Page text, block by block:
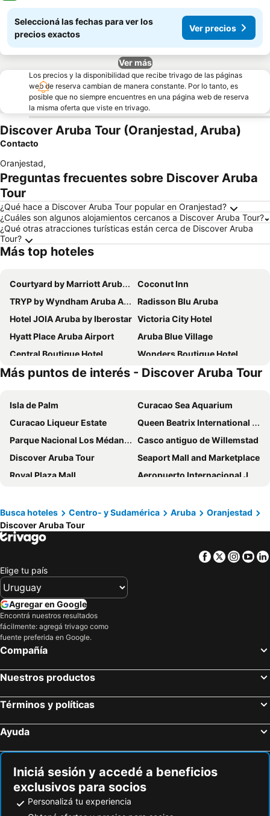
Seleccioná las fechas para ver los
precios exactos
Ver precios
Ver más
Los precios y la disponibilidad que recibe trivago de las páginas
web de reserva cambian de manera constante. Por lo tanto, es
posible que no siempre encuentres en una página web de reserva
la misma oferta que viste en trivago.
Discover Aruba Tour (Oranjestad, Aruba)
Contacto
Oranjestad,
Preguntas frecuentes sobre Discover Aruba
Tour
¿Qué hace a Discover Aruba Tour popular en Oranjestad?
¿Cuáles son algunos alojamientos cercanos a Discover Aruba Tour?
¿Qué otras atracciones turísticas están cerca de Discover Aruba
Tour?
Más top hoteles
Courtyard by Marriott Aruba Resort
Coconut Inn
TRYP by Wyndham Aruba Adults Only Hotel
Radisson Blu Aruba
Hotel JOIA Aruba by Iberostar Victoria City Hotel
Hyatt Place Aruba Airport
Aruba Blue Village
Central Boutique Hotel
Wonders Boutique Hotel
Aruba Palms Escape Suites
Tamarijn Aruba All Inclusive
MVC Eagle Beach
Coral Reef Beach
RH Boutique Hotel Aruba
Voco Surfside Aruba
Arubiana Inn
Talk of the Town Hotel & Beach Club
La Cabana Beach Resort & Casino
Serene by the Sea
Tuscany Residence Aruba
Yoyita Suites Aruba
Boardwalk Boutique Hotel Aruba
Aruba's Bakval Suites
Tamarijn Aruba All Inkclusive
Victoria City Hotel
Más puntos de interés - Discover Aruba Tour
Isla de Palm
Curacao Sea Aquarium
Curacao Liqueur Estate
Queen Beatrix International Airport
Parque Nacional Los Médanos de Coro
Casco antiguo de Willemstad
Discover Aruba Tour
Seaport Mall and Marketplace
Royal Plaza Mall
Aeropuerto Internacional Josefa Camejo
Puerto de Willemstad
Waterfort
Mercado Flotante
Aeropuerto Internacional Bonaire
Busca hoteles Centro- y Sudamérica Aruba
Oranjestad
Discover Aruba Tour
Facebook
Twitter
Elige tu país
Agregar en Google
Encontrá nuestros resultados
fácilmente: agregá trivago como
fuente preferida en Google.
Compañía
Nuestros productos
Términos y políticas
Ayuda
Iniciá sesión y accedé a beneficios
exclusivos para socios
Personalizá tu experiencia